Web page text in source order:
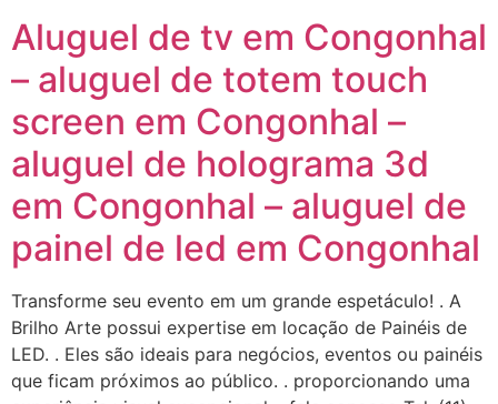
Aluguel de tv em Congonhal
– aluguel de totem touch
screen em Congonhal –
aluguel de holograma 3d
em Congonhal – aluguel de
painel de led em Congonhal
Transforme seu evento em um grande espetáculo! . A
Brilho Arte possui expertise em locação de Painéis de
LED. . Eles são ideais para negócios, eventos ou painéis
que ficam próximos ao público. . proporcionando uma